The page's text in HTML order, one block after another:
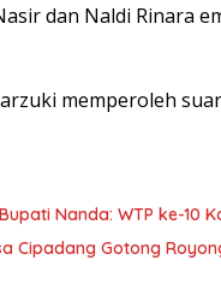
dan Naldi Rinara
memperoleh
Nanda: WTP ke-10
Cipadang Gotong